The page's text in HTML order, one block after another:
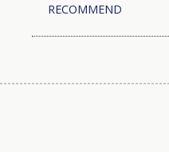
RECOMMEND